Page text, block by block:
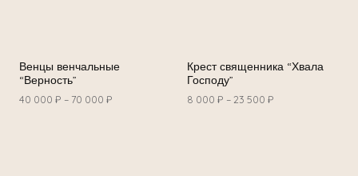
Венцы венчальные
“Верность”
40 000 ₽ – 70 000 ₽
Крест священника “Хвала
Господу”
8 000 ₽ –23 500 ₽